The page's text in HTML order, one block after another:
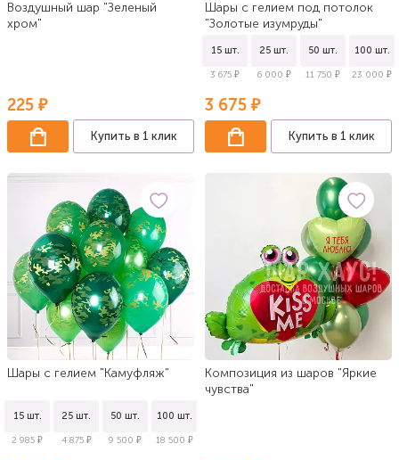
Воздушный шар "Зеленый
хром"
225 ₽
Купить в 1 клик
Шары с гелием под потолок
"Золотые изумруды"
15 шт.
3 675 ₽
25 шт.
6 000 ₽
50 шт.
11 750 ₽
100 шт.
23 000 ₽
3 675 ₽
Купить в 1 клик
Шары с гелием "Камуфляж"
15 шт.
2 985 ₽
25 шт.
4 875 ₽
50 шт.
9 500 ₽
100 шт.
18 500 ₽
Композиция из шаров "Яркие
чувства"